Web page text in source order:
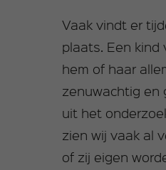
Vaak vindt er
plaats. Een
hem of haar
zenuwachtig en
uit het
zien wij vaak al
of zij eigen